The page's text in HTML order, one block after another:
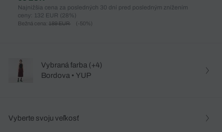
Najnižšia cena za posledných 30 dní pred posledným znížením
ceny: 132 EUR (28%)
Bežná cena: 189 EUR (-50%)
Vybraná farba (+4)
Bordova • YUP
Vyberte svoju veľkosť